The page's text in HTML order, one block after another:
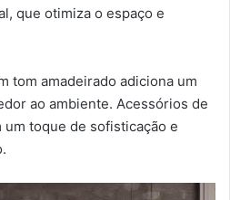
que otimiza o espaço e
tom amadeirado adiciona um
ao ambiente. Acessórios de
toque de sofisticação e